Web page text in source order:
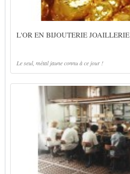
L'OR EN BIJOUTERIE JOAILLERIE
Le seul, métal jaune connu à ce jour !